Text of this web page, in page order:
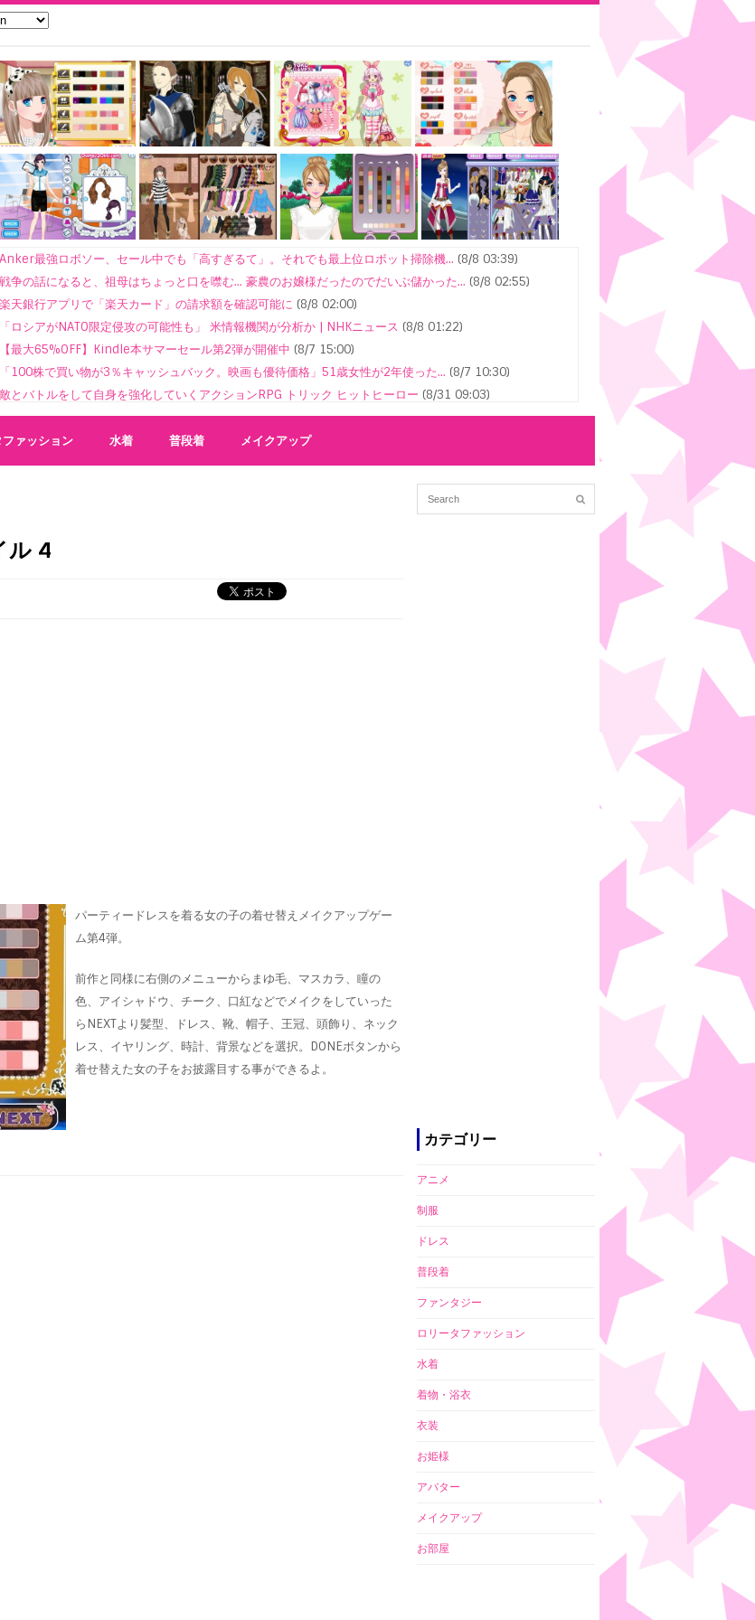
Anker最強ロボソー、セール中でも「高すぎるて」。それでも最上位ロボット掃除機... (8/8 03:39)
戦争の話になると、祖母はちょっと口を噤む… 豪農のお嬢様だったのでだいぶ儲かった... (8/8 02:55)
楽天銀行アプリで「楽天カード」の請求額を確認可能に (8/8 02:00)
「ロシアがNATO限定侵攻の可能性も」 米情報機関が分析か | NHKニュース (8/8 01:22)
【最大65%OFF】Kindle本サマーセール第2弾が開催中 (8/7 15:00)
「100株で買い物が3％キャッシュバック。映画も優待価格」51歳女性が2年使った... (8/7 10:30)
敵とバトルをして自身を強化していくアクションRPG トリック ヒットヒーロー (8/31 09:03)
話題のオートミールダイエット！ 成功するやり方とレシピ・食べ方(12/23 01:40)
集中してるとき、「オレ今集中してるな」って思って集中途切れる
普段、動画とか投稿するタイミングは自分の中で、納得する時にtiktokも歌もあげ...(8/31 02:46)
Aマッソ村上「いい芸人人生でした」冠ラジオ無観客配信イベント、編成局長の前で散る...
警察庁がDXを推進中…優良運転者講習のオンライン化に様々な声
ファッション 水着 普段着 メイクアップ
ル 4
パーティードレスを着る女の子の着せ替えメイクアップゲー
ム第4弾。
前作と同様に右側のメニューからまゆ毛、マスカラ、瞳の
色、アイシャドウ、チーク、口紅などでメイクをしていった
らNEXTより髪型、ドレス、靴、帽子、王冠、頭飾り、ネック
レス、イヤリング、時計、背景などを選択。DONEボタンから
着せ替えた女の子をお披露目する事ができるよ。
カテゴリー
アニメ
制服
ドレス
普段着
ファンタジー
ロリータファッション
水着
着物・浴衣
衣装
お姫様
アバター
メイクアップ
お部屋